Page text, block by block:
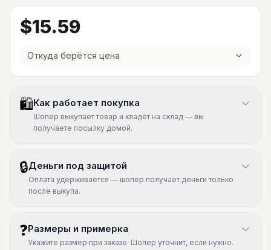
$15.59
Откуда берётся цена
🛍Как работает покупка
Шопер выкупает товар и кладёт на склад — вы
получаете посылку домой.
🔒Деньги под защитой
Оплата удерживается — шопер получает деньги только
после выкупа.
❓Размеры и примерка
Укажите размер при заказе. Шопер уточнит, если нужно.